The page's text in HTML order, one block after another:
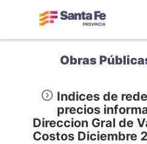
Obras
Indices de
precios
Direccion Gral de
Costos Diciembre